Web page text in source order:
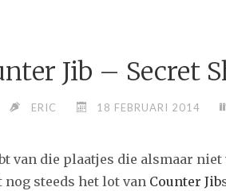
Jib – Secret
ERIC 18 FEBRUARI 2014
van die plaatjes die alsmaar
nog steeds het lot van Counter Jib